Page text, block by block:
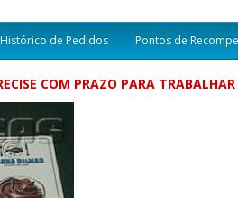
Histórico de Pedidos Pontos de
COM PRAZO PARA